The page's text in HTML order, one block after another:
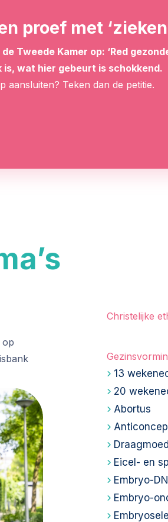
proef met
Tweede Kamer op: ‘Red
wat hier gebeurt is schokkend.
aansluiten? Teken dan de petitie.
op
Christelijke
13
20
Abortus
Eicel- en
Embryo-
Embryo-